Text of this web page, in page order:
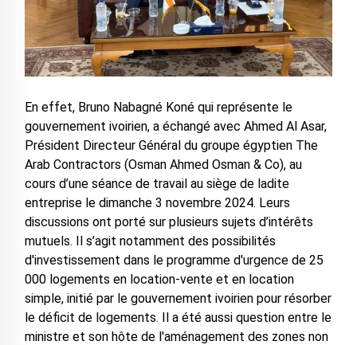
En effet, Bruno Nabagné Koné qui représente le
gouvernement ivoirien, a échangé avec Ahmed Al Asar,
Président Directeur Général du groupe égyptien The
Arab Contractors (Osman Ahmed Osman & Co), au
cours d’une séance de travail au siège de ladite
entreprise le dimanche 3 novembre 2024. Leurs
discussions ont porté sur plusieurs sujets d’intérêts
mutuels. Il s’agit notamment des possibilités
d'investissement dans le programme d'urgence de 25
000 logements en location-vente et en location
simple, initié par le gouvernement ivoirien pour résorber
le déficit de logements. Il a été aussi question entre le
ministre et son hôte de l'aménagement des zones non